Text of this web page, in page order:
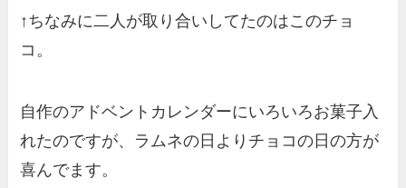
↑ちなみに二人が取り合いしてたのはこのチョ
コ。
自作のアドベントカレンダーにいろいろお菓子入
れたのですが、ラムネの日よりチョコの日の方が
喜んでます。